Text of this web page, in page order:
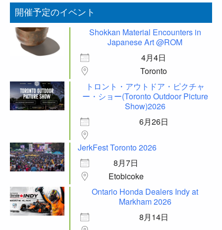
開催予定のイベント
Shokkan Material Encounters in
Japanese Art @ROM
4月4日
Toronto
トロント・アウトドア・ピクチャ
ー・ショー(Toronto Outdoor Picture
Show)2026
6月26日
JerkFest Toronto 2026
8月7日
Etobicoke
Ontario Honda Dealers Indy at
Markham 2026
8月14日